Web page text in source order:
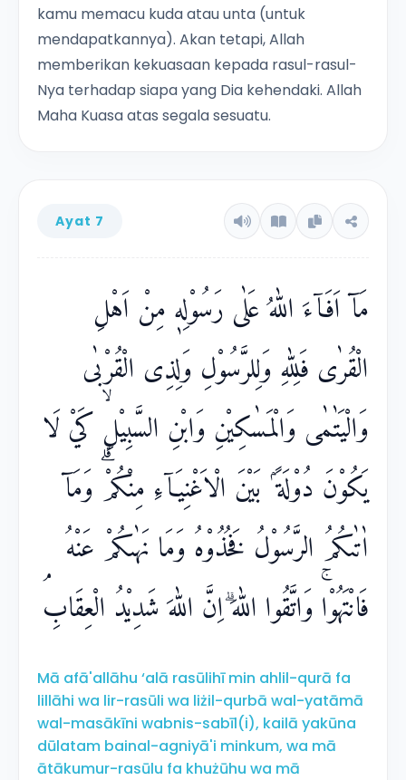
kamu memacu kuda atau unta (untuk
mendapatkannya). Akan tetapi, Allah
memberikan kekuasaan kepada rasul-rasul-
Nya terhadap siapa yang Dia kehendaki. Allah
Maha Kuasa atas segala sesuatu.
Ayat 7
مَآ اَفَاۤءَ اللّٰهُ عَلٰى رَسُوْلِهٖ مِنْ اَهْلِ
الْقُرٰى فَلِلّٰهِ وَلِلرَّسُوْلِ وَلِذِى الْقُرْبٰى
وَالْيَتٰمٰى وَالْمَسٰكِيْنِ وَابْنِ السَّبِيْلِۙ كَيْ لَا
يَكُوْنَ دُوْلَةً ۢ بَيْنَ الْاَغْنِيَاۤءِ مِنْكُمْۗ وَمَآ
اٰتٰىكُمُ الرَّسُوْلُ فَخُذُوْهُ وَمَا نَهٰىكُمْ عَنْهُ
فَانْتَهُوْاۚ وَاتَّقُوا اللّٰهَ ۗاِنَّ اللّٰهَ شَدِيْدُ الْعِقَابِۘ
Mā afā'allāhu ‘alā rasūlihī min ahlil-qurā fa
lillāhi wa lir-rasūli wa liżil-qurbā wal-yatāmā
wal-masākīni wabnis-sabīl(i), kailā yakūna
dūlatam bainal-agniyā'i minkum, wa mā
ātākumur-rasūlu fa khużūhu wa mā